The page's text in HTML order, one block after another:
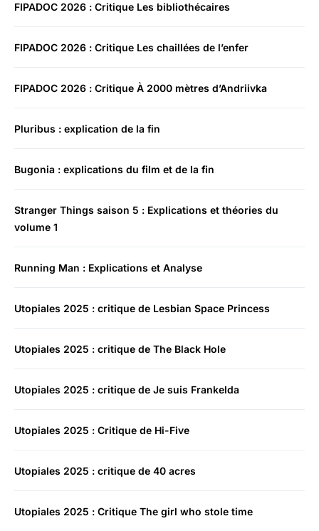
FIPADOC 2026 : Critique Les bibliothécaires
FIPADOC 2026 : Critique Les chaillées de l’enfer
FIPADOC 2026 : Critique À 2000 mètres d’Andriivka
Pluribus : explication de la fin
Bugonia : explications du film et de la fin
Stranger Things saison 5 : Explications et théories du
volume 1
Running Man : Explications et Analyse
Utopiales 2025 : critique de Lesbian Space Princess
Utopiales 2025 : critique de The Black Hole
Utopiales 2025 : critique de Je suis Frankelda
Utopiales 2025 : Critique de Hi-Five
Utopiales 2025 : critique de 40 acres
Utopiales 2025 : Critique The girl who stole time